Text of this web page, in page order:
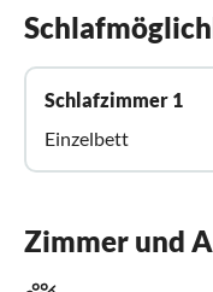
Schlafzimmer 1
Einzelbett
Zimmer und